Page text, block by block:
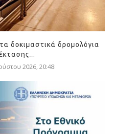
δοκιμαστικά δρομολόγια
2026, 20:48